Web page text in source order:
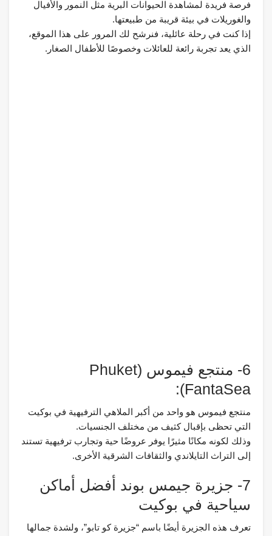
فرصة فريدة لمشاهدة الحيوانات البرية مثل النمور والأفيال
والغوريلات في بيئة قريبة من طبيعتها.
إذا كنت في رحلة عائلية، فنرشح لك المرور على هذا الموقع،
الذي يعد تجربة رائعة للعائلات وخصوصًا للأطفال الصغار.
6- منتجع فيموس (Phuket
FantaSea):
منتجع فيموس هو واحد من أكبر الملاهي الترفيهية في بوكيت
التي تحظى بإقبال كثيف من مختلف الجنسيات.
وذلك لكونه مكانًا مثيرًا يوفر عروضًا حية وتجارب ترفيهية تستند
إلى التراث التايلاندي والثقافات الشرقية الأخرى.
7- جزيرة جيمس بوند أفضل أماكن
سياحية في بوكيت
تعرف هذه الجزيرة أيضًا باسم “جزيرة كو تابو”، ولشدة جمالها